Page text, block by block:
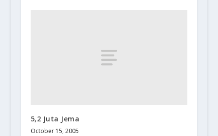
5,2 Juta Jema
October 15, 2005